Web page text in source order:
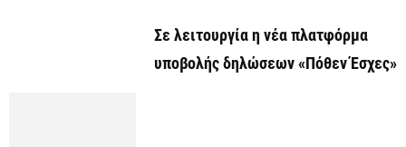
Σε λειτουργία η νέα πλατφόρμα
υποβολής δηλώσεων «Πόθεν Έσχες»